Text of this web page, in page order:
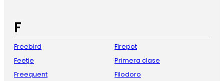
F
Freebird
Feetje
Freequent
Firepot
Primera clase
Filodoro